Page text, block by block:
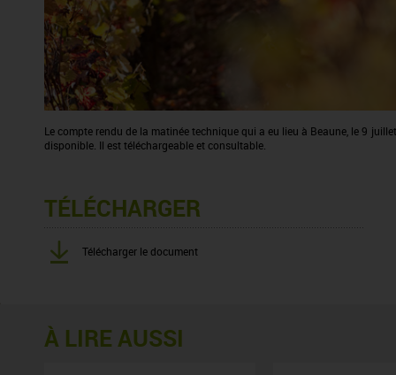
Le compte rendu de la matinée technique qui a eu lieu à Beaune, le 9
disponible. Il est téléchargeable et consultable.
TÉLÉCHARGER
Télécharger le document
À LIRE AUSSI